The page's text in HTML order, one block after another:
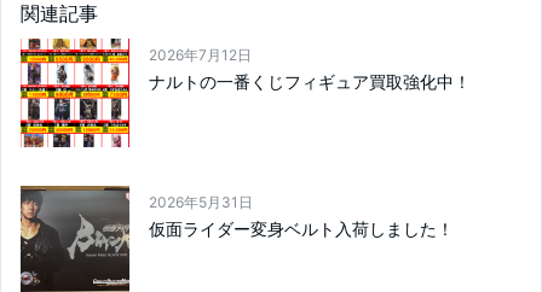
関連記事
2026年7月12日
ナルトの一番くじフィギュア買取強化中！
2026年5月31日
仮面ライダー変身ベルト入荷しました！